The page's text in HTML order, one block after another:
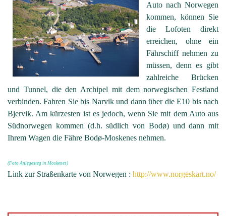
Auto nach Norwegen
kommen, können Sie
die Lofoten direkt
erreichen, ohne ein
Fährschiff nehmen zu
müssen, denn es gibt
zahlreiche Brücken
und Tunnel, die den Archipel mit dem norwegischen Festland
verbinden. Fahren Sie bis Narvik und dann über die E10 bis nach
Bjervik. Am kürzesten ist es jedoch, wenn Sie mit dem Auto aus
Südnorwegen kommen (d.h. südlich von Bodø) und dann mit
Ihrem Wagen die Fähre Bodø-Moskenes nehmen.
(Foto Anlegesteg in Moskenes)
Link zur Straßenkarte von Norwegen : http://www.norgeskart.no/